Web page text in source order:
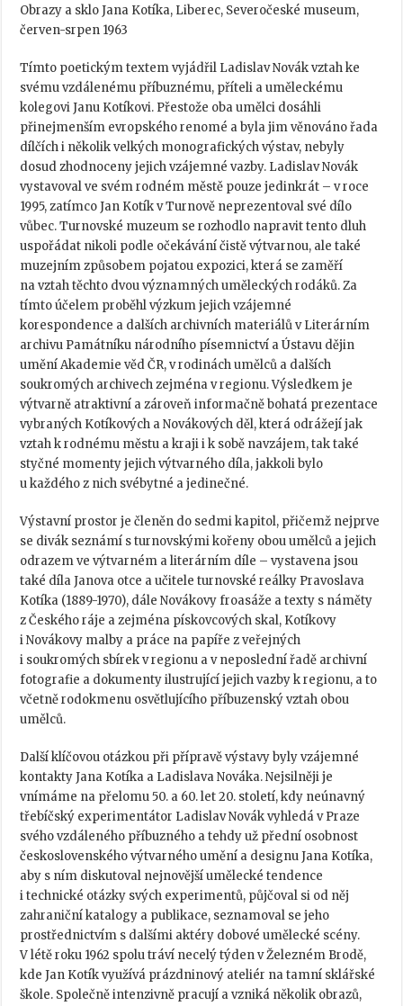
Obrazy a sklo Jana Kotíka, Liberec, Severočeské museum,
červen-srpen 1963
Tímto poetickým textem vyjádřil Ladislav Novák vztah ke
svému vzdálenému příbuznému, příteli a uměleckému
kolegovi Janu Kotíkovi. Přestože oba umělci dosáhli
přinejmenším evropského renomé a byla jim věnováno řada
dílčích i několik velkých monografických výstav, nebyly
dosud zhodnoceny jejich vzájemné vazby. Ladislav Novák
vystavoval ve svém rodném městě pouze jedinkrát – v roce
1995, zatímco Jan Kotík v Turnově neprezentoval své dílo
vůbec. Turnovské muzeum se rozhodlo napravit tento dluh
uspořádat nikoli podle očekávání čistě výtvarnou, ale také
muzejním způsobem pojatou expozici, která se zaměří
na vztah těchto dvou významných uměleckých rodáků. Za
tímto účelem proběhl výzkum jejich vzájemné
korespondence a dalších archivních materiálů v Literárním
archivu Památníku národního písemnictví a Ústavu dějin
umění Akademie věd ČR, v rodinách umělců a dalších
soukromých archivech zejména v regionu. Výsledkem je
výtvarně atraktivní a zároveň informačně bohatá prezentace
vybraných Kotíkových a Novákových děl, která odrážejí jak
vztah k rodnému městu a kraji i k sobě navzájem, tak také
styčné momenty jejich výtvarného díla, jakkoli bylo
u každého z nich svébytné a jedinečné.
Výstavní prostor je členěn do sedmi kapitol, přičemž nejprve
se divák seznámí s turnovskými kořeny obou umělců a jejich
odrazem ve výtvarném a literárním díle – vystavena jsou
také díla Janova otce a učitele turnovské reálky Pravoslava
Kotíka (1889-1970), dále Novákovy froasáže a texty s náměty
z Českého ráje a zejména pískovcových skal, Kotíkovy
i Novákovy malby a práce na papíře z veřejných
i soukromých sbírek v regionu a v neposlední řadě archivní
fotografie a dokumenty ilustrující jejich vazby k regionu, a to
včetně rodokmenu osvětlujícího příbuzenský vztah obou
umělců.
Další klíčovou otázkou při přípravě výstavy byly vzájemné
kontakty Jana Kotíka a Ladislava Nováka. Nejsilněji je
vnímáme na přelomu 50. a 60. let 20. století, kdy neúnavný
třebíčský experimentátor Ladislav Novák vyhledá v Praze
svého vzdáleného příbuzného a tehdy už přední osobnost
československého výtvarného umění a designu Jana Kotíka,
aby s ním diskutoval nejnovější umělecké tendence
i technické otázky svých experimentů, půjčoval si od něj
zahraniční katalogy a publikace, seznamoval se jeho
prostřednictvím s dalšími aktéry dobové umělecké scény.
V létě roku 1962 spolu tráví necelý týden v Železném Brodě,
kde Jan Kotík využívá prázdninový ateliér na tamní sklářské
škole. Společně intenzivně pracují a vzniká několik obrazů,